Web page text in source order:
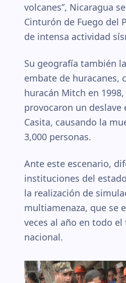
volcanes”, Nicaragua
Cinturón de Fuego del
de intensa actividad
Su geografía también
embate de huracanes,
huracán Mitch en
provocaron un deslave
Casita, causando la
3,000 personas.
Ante este escenario,
instituciones del
la realización de
multiamenaza, que se
veces al año en todo
nacional.